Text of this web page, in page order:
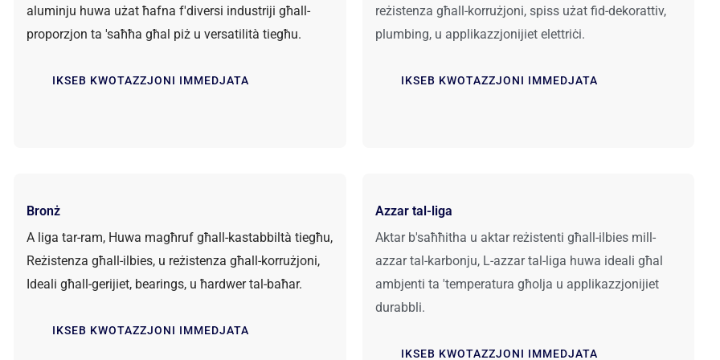
aluminju huwa użat ħafna f'diversi industriji għall-
proporzjon ta 'saħħa għal piż u versatilità tiegħu.
IKSEB KWOTAZZJONI IMMEDJATA
reżistenza għall-korrużjoni, spiss użat fid-dekorattiv,
plumbing, u applikazzjonijiet elettriċi.
IKSEB KWOTAZZJONI IMMEDJATA
Bronż
A liga tar-ram, Huwa magħruf għall-kastabbiltà tiegħu,
Reżistenza għall-ilbies, u reżistenza għall-korrużjoni,
Ideali għall-gerijiet, bearings, u ħardwer tal-baħar.
IKSEB KWOTAZZJONI IMMEDJATA
Azzar tal-liga
Aktar b'saħħitha u aktar reżistenti għall-ilbies mill-
azzar tal-karbonju, L-azzar tal-liga huwa ideali għal
ambjenti ta 'temperatura għolja u applikazzjonijiet
durabbli.
IKSEB KWOTAZZJONI IMMEDJATA